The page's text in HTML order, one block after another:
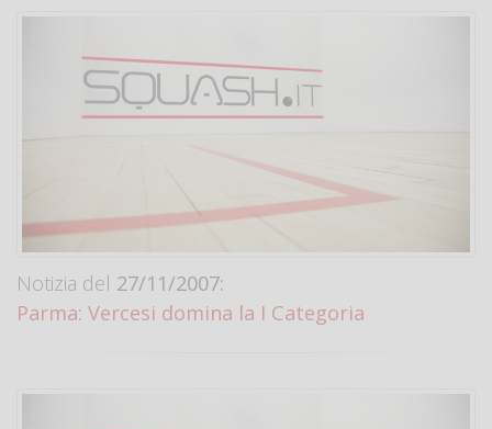
Notizia del 27/11/2007:
Parma: Vercesi domina la I Categoria